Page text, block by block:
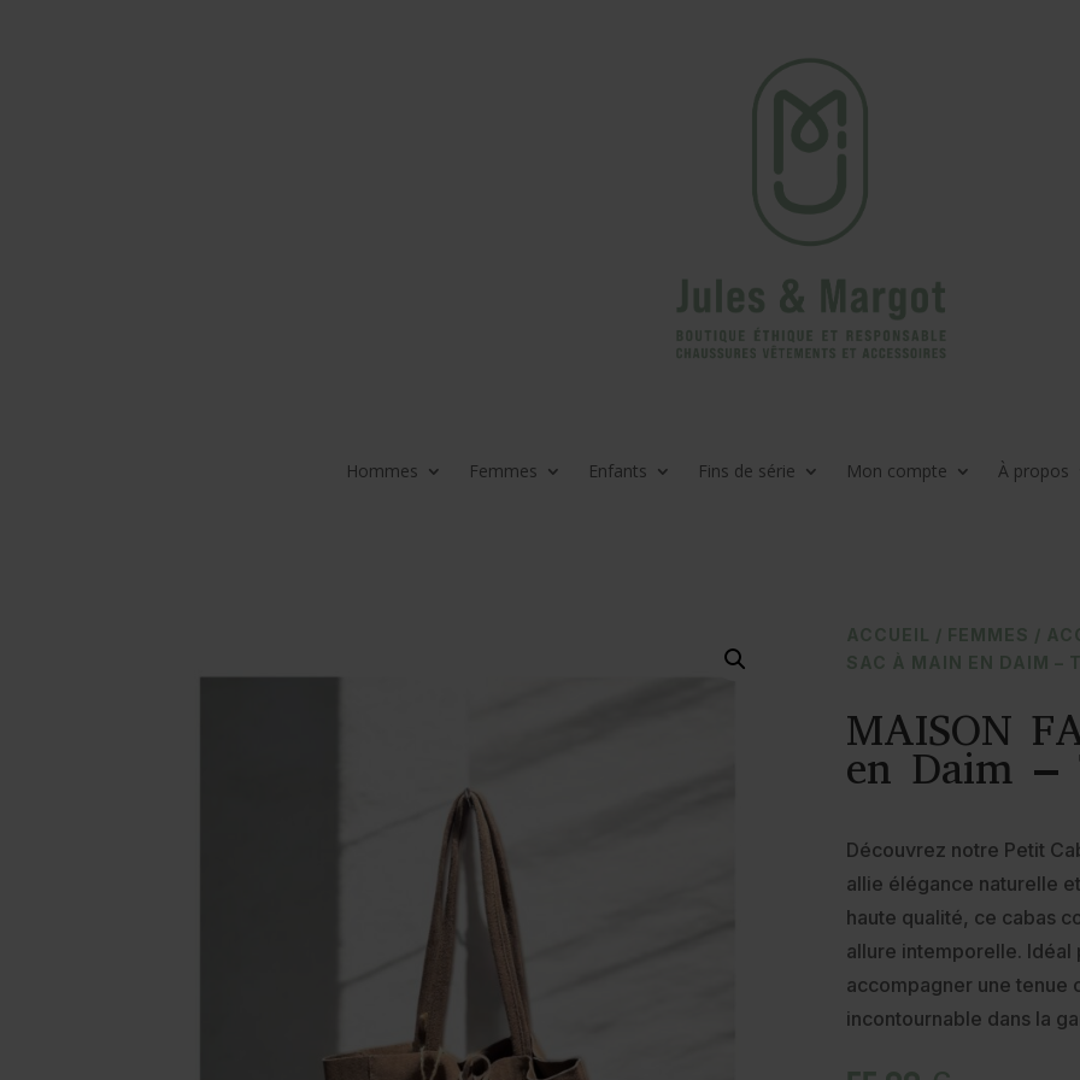
Hommes Femmes Enfants Fins de série Mon compte À propos
ACCUEIL / FEMMES /
SAC À MAIN EN DAIM –
MAISON
en Daim –
Découvrez notre Petit
allie élégance naturelle
haute qualité, ce cabas
allure intemporelle. Idéal
accompagner une tenue
incontournable dans la